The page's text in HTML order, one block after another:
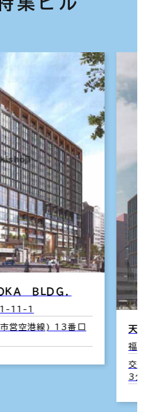
Ａ ＢＬＤＧ．
1-11-1
営空港線) 13番口
天
福
交
3